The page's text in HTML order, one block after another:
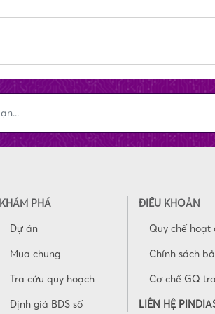
KHÁM PHÁ
Dự án
Mua chung
Tra cứu quy hoạch
Định giá BĐS số
ĐIỀU KHOẢN
Quy chế hoạt
Chính sách
Cơ chế GQ
LIÊN HỆ